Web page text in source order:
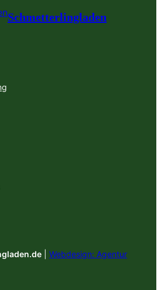
Schmetterlingladen
Webdesign: Agentur